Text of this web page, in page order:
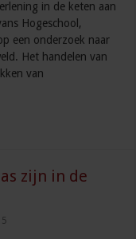
in de keten aan
Hogeschool,
een onderzoek naar
Het handelen van
van
zijn in de